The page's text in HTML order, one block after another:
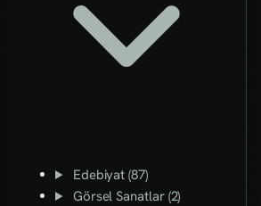
Edebiyat (87)
Görsel Sanatlar (2)